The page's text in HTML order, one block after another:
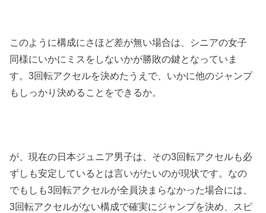
このように構成にさほど差が無い場合は、シニアの女子
同様にいかにミスをしないかが勝敗の鍵となっていま
す。3回転アクセルを決めたうえで、いかに他のジャンプ
もしっかり決めることをできるか。
が、現在の日本ジュニア男子は、その3回転アクセルも必
ずしも安定しているとは言いがたいのが現状です。なの
でもしも3回転アクセルが全員決まらなかった場合には、
3回転アクセルがない構成で確実にジャンプを決め、スピ